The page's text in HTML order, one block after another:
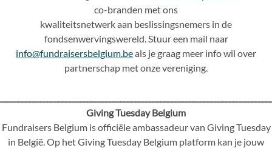
co-branden met ons
kwaliteitsnetwerk aan beslissingsnemers in de
fondsenwervingswereld. Stuur een mail naar
info@fundraisersbelgium.beals je graag meer info wil over
partnerschap met onze vereniging.
Giving Tuesday Belgium
Fundraisers Belgium is officiële ambassadeur van Giving Tuesday
in België. Op het Giving Tuesday Belgium platform kan je jouw